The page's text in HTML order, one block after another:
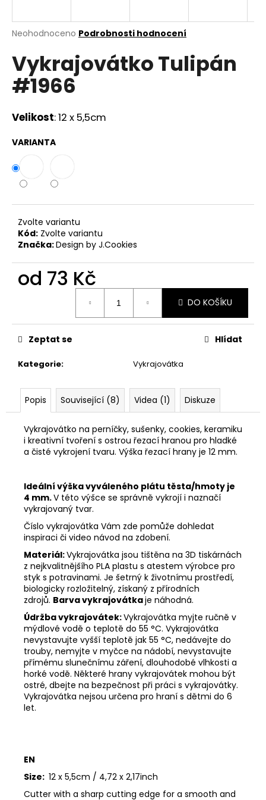
Průměrné
produktu
je
0,0
z
hvězdiček.
Neohodnoceno Podrobnosti hodnocení
Vykrajovátko Tulipán
#1966
Velikost: 12 x 5,5cm
VARIANTA
Zvolte variantu
Kód: Zvolte variantu
Značka:Design by J.Cookies
od 73 Kč
DO KOŠÍKU
Kategorie: Vykrajovátka
Zeptat se Hlídat
Popis Související (8) Videa (1) Diskuze
Vykrajovátko na perníčky, sušenky, cookies, keramiku
i kreativní tvoření s ostrou řezací hranou pro hladké
a čisté vykrojení tvaru. Výška řezací hrany je 12 mm.
Ideální výška vyváleného plátu těsta/hmoty je
4 mm.V této výšce se správně vykrojí i naznačí
vykrajovaný tvar.
Číslo vykrajovátka Vám zde pomůže dohledat
inspiraci či video návod na zdobení.
Materiál:Vykrajovátka jsou tištěna na 3D tiskárnách
z nejkvalitnějšího PLA plastu s atestem výrobce pro
styk s potravinami. Je šetrný k životnímu prostředí,
biologicky rozložitelný, získaný z přírodních
zdrojů. Barva vykrajovátkaje náhodná.
Údržba vykrajovátek:Vykrajovátka myjte ručně v
mýdlové vodě o teplotě do 55 °C. Vykrajovátka
nevystavujte vyšší teplotě jak 55 °C, nedávejte do
trouby, nemyjte v myčce na nádobí, nevystavujte
přímému slunečnímu záření, dlouhodobé vlhkosti a
horké vodě. Některé hrany vykrajovátek mohou být
ostré, dbejte na bezpečnost při práci s vykrajovátky.
Vykrajovátka nejsou určena pro hraní s dětmi do 6
let.
EN
Size: 12 x 5,5cm / 4,72 x 2,17inch
Cutter with a sharp cutting edge for a smooth and
j
t
?
D
o
p
o
č
u
m
e
VYKRAJOVÁTKA
JOY
#423
49
Kč